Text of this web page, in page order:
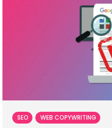
SEO WEB COPYWRITING